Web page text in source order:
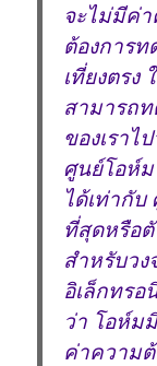
จะไม่มีค่
ต้องการท
เที่ยงตรง
สามารถท
ของเรา
ศูนย์โอห์ม
ได้เท่ากั
ที่สุดหรือ
สำหรับวง
อิเล็กทร
ว่า โอห์ม
ค่าความ